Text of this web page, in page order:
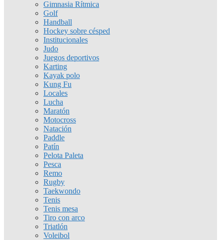
Gimnasia Rítmica
Golf
Handball
Hockey sobre césped
Institucionales
Judo
Juegos deportivos
Karting
Kayak polo
Kung Fu
Locales
Lucha
Maratón
Motocross
Natación
Paddle
Patín
Pelota Paleta
Pesca
Remo
Rugby
Taekwondo
Tenis
Tenis mesa
Tiro con arco
Triatlón
Voleibol